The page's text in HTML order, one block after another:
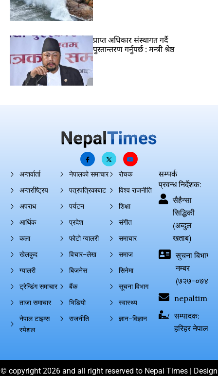
प्राप्त अधिकार संस्थागत गर्दै
पुस्तान्तरण गर्नुपर्छ : मन्त्री श्रेष्ठ
अन्तर्वार्ता
अन्तर्राष्ट्रिय
अपराध
आर्थिक
कला
खेलकुद
ग्यालरी
ट्रेन्डिंग समाचार
ताजा समाचार
नेपाल टाइम्स
स्पेशल
नेपालको समाचार
पत्रपत्रिकाबाट
पर्यटन
प्रदेश
फोटो ग्यालरी
विचार–लेख
बिजनेस
बैंक
भिडियो
राजनीति
रोचक
विश्व राजनीति
शिक्षा
संगीत
समाचार
समाज
सिनेमा
सूचना विभाग
स्वास्थ्य
ज्ञान–विज्ञान
सम्पर्क
प्रवन्ध निर्देशक:
सैहैन्सा
सिद्धिकी
(अब्दुल
खताब)
सुचना बिभाग
नम्बर
(७२७-०७४-
सम्पादक:
हरिहर नेपाल
© copyright 2026 and all right reserved to Nepal Times | Design